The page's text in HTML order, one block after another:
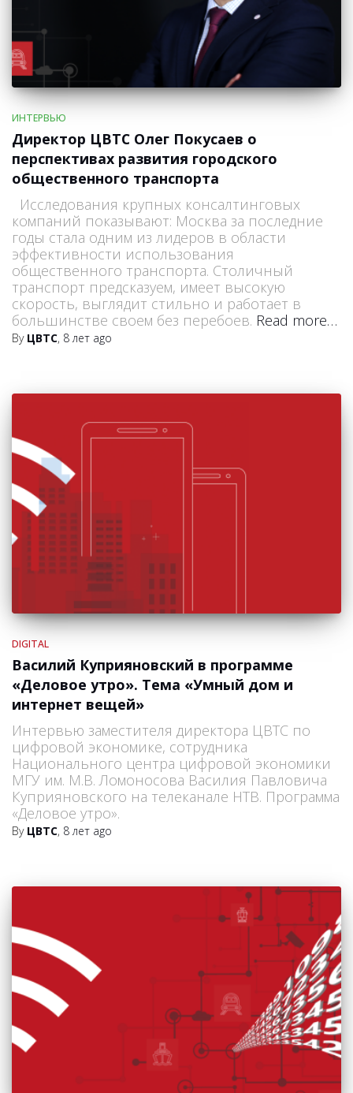
ИНТЕРВЬЮ
Директор ЦВТС Олег Покусаев о
перспективах развития городского
общественного транспорта
Исследования крупных консалтинговых
компаний показывают: Москва за последние
годы стала одним из лидеров в области
эффективности использования
общественного транспорта. Столичный
транспорт предсказуем, имеет высокую
скорость, выглядит стильно и работает в
большинстве своем без перебоев. Read more…
By ЦВТС, 8 лет ago
DIGITAL
Василий Куприяновский в программе
«Деловое утро». Тема «Умный дом и
интернет вещей»
Интервью заместителя директора ЦВТС по
цифровой экономике, сотрудника
Национального центра цифровой экономики
МГУ им. М.В. Ломоносова Василия Павловича
Куприяновского на телеканале НТВ. Программа
«Деловое утро».
By ЦВТС, 8 лет ago